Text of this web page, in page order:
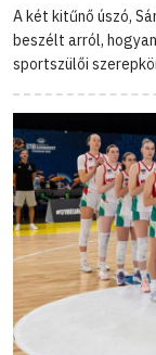
A két kitűnő úszó,
beszélt arról,
sportszülői